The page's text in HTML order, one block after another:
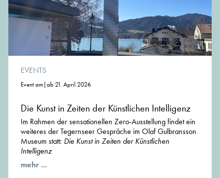
EVENTS
Event am|ab 21. April 2026
Die Kunst in Zeiten der Künstlichen Intelligenz
Im Rahmen der sensationellen Zero-Ausstellung findet ein
weiteres der Tegernseer Gespräche im Olaf Gulbransson
Museum statt: Die Kunst in Zeiten der Künstlichen
Intelligenz
mehr ...